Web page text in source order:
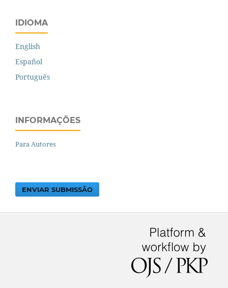
IDIOMA
English
Español
Português
INFORMAÇÕES
Para Autores
ENVIAR SUBMISSÃO